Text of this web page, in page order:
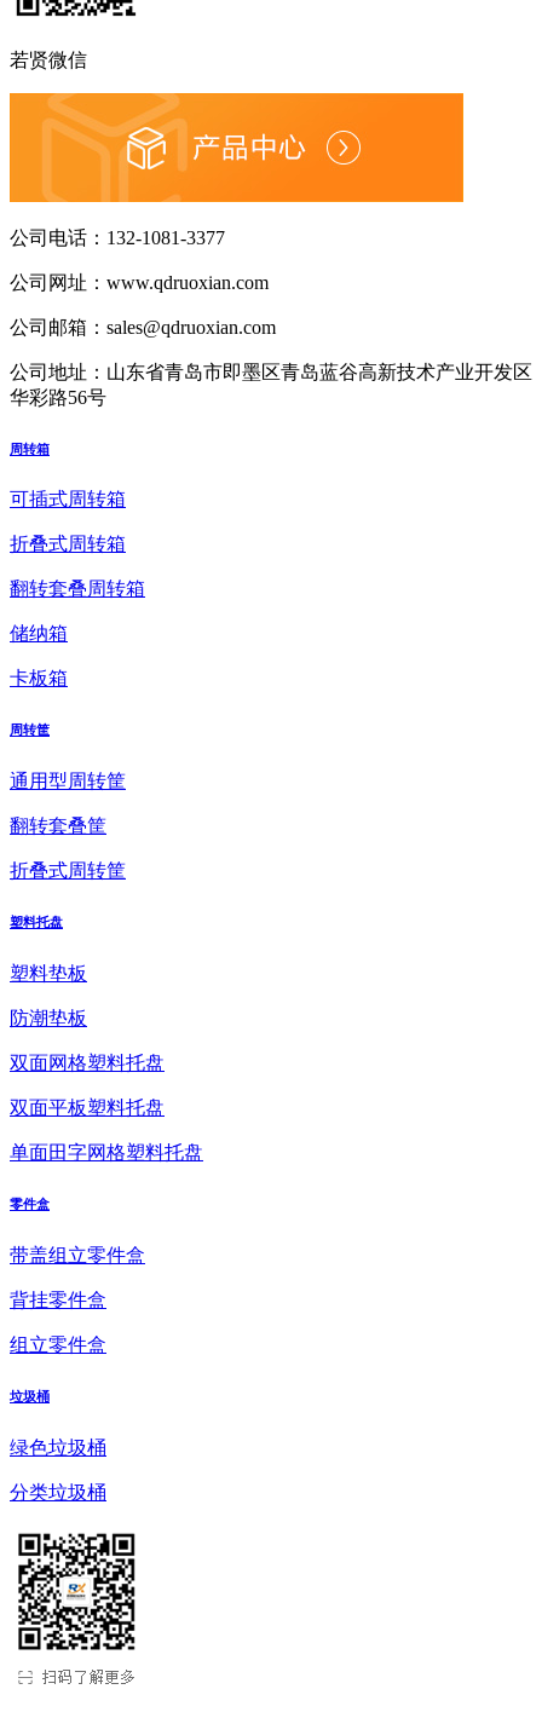
若贤微信
公司电话： 132-1081-3377
公司网址： www.qdruoxian.com
公司邮箱： sales@qdruoxian.com
公司地址： 山东省青岛市即墨区青岛蓝谷高新技术产业开发区
华彩路56号
周转箱
可插式周转箱
折叠式周转箱
翻转套叠周转箱
储纳箱
卡板箱
周转筐
通用型周转筐
翻转套叠筐
折叠式周转筐
塑料托盘
塑料垫板
防潮垫板
双面网格塑料托盘
双面平板塑料托盘
单面田字网格塑料托盘
零件盒
带盖组立零件盒
背挂零件盒
组立零件盒
垃圾桶
绿色垃圾桶
分类垃圾桶